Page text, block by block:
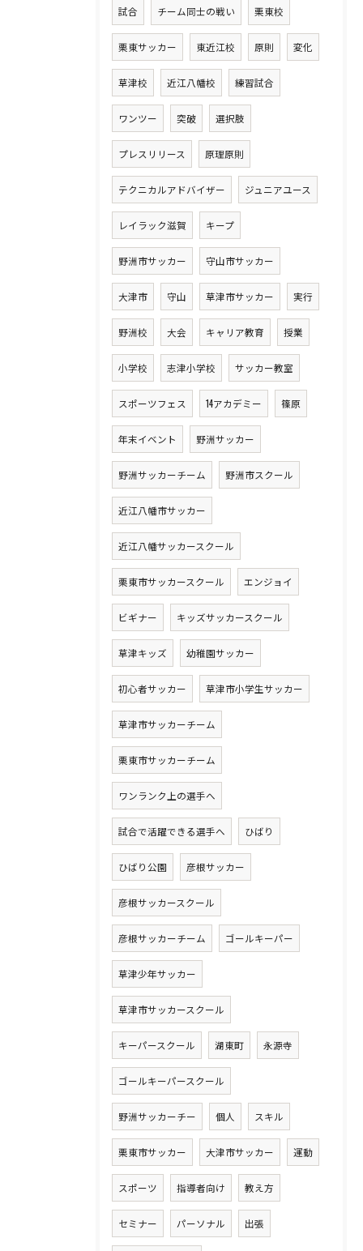
試合 チーム同士の戦い 栗東校
栗東サッカー 東近江校 原則 変化
草津校 近江八幡校 練習試合
ワンツー 突破 選択肢
プレスリリース 原理原則
テクニカルアドバイザー ジュニアユース
レイラック滋賀 キープ
野洲市サッカー 守山市サッカー
大津市 守山 草津市サッカー 実行
野洲校 大会 キャリア教育 授業
小学校 志津小学校 サッカー教室
スポーツフェス 14アカデミー 篠原
年末イベント 野洲サッカー
野洲サッカーチーム 野洲市スクール
近江八幡市サッカー
近江八幡サッカースクール
栗東市サッカースクール エンジョイ
ビギナー キッズサッカースクール
草津キッズ 幼稚園サッカー
初心者サッカー 草津市小学生サッカー
草津市サッカーチーム
栗東市サッカーチーム
ワンランク上の選手へ
試合で活躍できる選手へ ひばり
ひばり公園 彦根サッカー
彦根サッカースクール
彦根サッカーチーム ゴールキーパー
草津少年サッカー
草津市サッカースクール
キーパースクール 湖東町 永源寺
ゴールキーパースクール
野洲サッカーチー 個人 スキル
栗東市サッカー 大津市サッカー 運動
スポーツ 指導者向け 教え方
セミナー パーソナル 出張